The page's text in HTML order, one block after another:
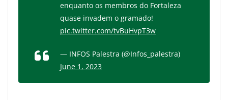
enquanto os membros do Fortaleza
quase invadem o gramado!
pic.twitter.com/tvBuHvpT3w
— INFOS Palestra (@Infos_palestra)
June 1, 2023